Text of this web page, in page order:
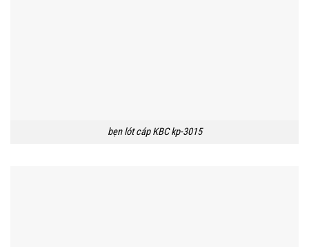
bẹn lót cáp KBC kp-3015